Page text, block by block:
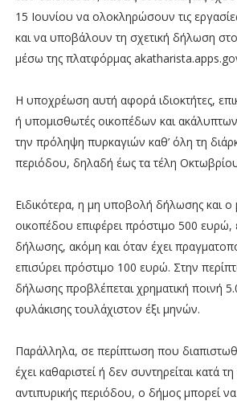
15 Ιουνίου να ολοκληρώσουν τις
και να υποβάλουν τη σχετική δήλωση
μέσω της πλατφόρμας
Η υποχρέωση αυτή αφορά ιδιοκτήτες,
ή υπομισθωτές οικοπέδων και
την πρόληψη πυρκαγιών καθ’ όλη τη
περιόδου, δηλαδή έως τα τέλη
Ειδικότερα, η μη υποβολή δήλωσης και ο
οικοπέδου επιφέρει πρόστιμο 500
δήλωσης, ακόμη και όταν έχει
επισύρει πρόστιμο 100 ευρώ. Στην
δήλωσης προβλέπεται χρηματική ποινή
φυλάκισης τουλάχιστον έξι μηνών.
Παράλληλα, σε περίπτωση που
έχει καθαριστεί ή δεν συντηρείται κατά τη
αντιπυρικής περιόδου, ο δήμος μπορεί